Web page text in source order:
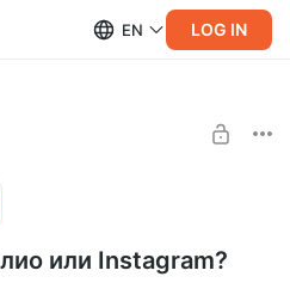
EN LOG IN
или Instagram?